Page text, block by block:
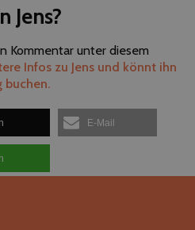
Jens?
Kommentar unter diesem
Infos zu Jens und könnt ihn
buchen.
E-Mail